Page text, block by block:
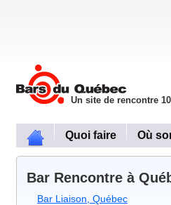
Un site de rencontre
Quoi faire Où
Bar Rencontre à
Bar Liaison, Québec